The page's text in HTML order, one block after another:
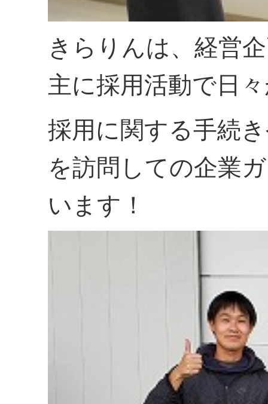
きらりんは、経営
主に採用活動で日
採用に関する手続
を訪問しての企業
います！